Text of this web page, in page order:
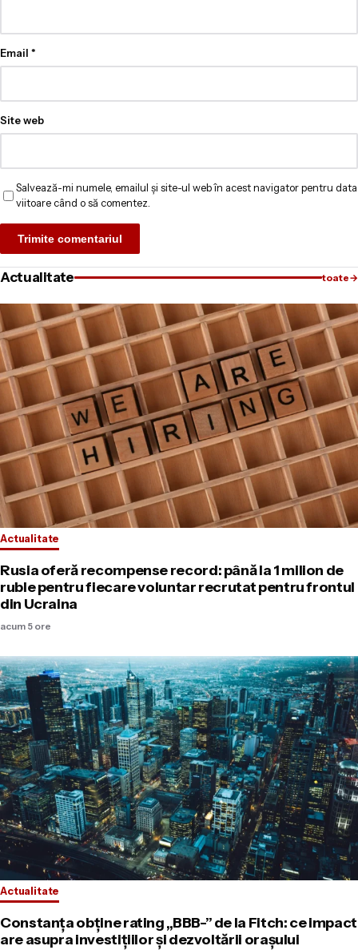
Email *
Site web
Salvează-mi numele, emailul și site-ul web în acest navigator pentru data
viitoare când o să comentez.
Actualitate toate→
Actualitate
Rusia oferă recompense record: până la 1 milion de
ruble pentru fiecare voluntar recrutat pentru frontul
din Ucraina
acum 5 ore
Actualitate
Constanța obține rating „BBB-” de la Fitch: ce impact
are asupra investițiilor și dezvoltării orașului